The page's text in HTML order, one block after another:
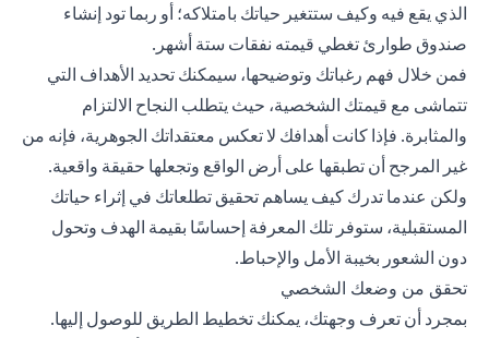
الذي يقع فيه وكيف ستتغير حياتك بامتلاكه؛ أو ربما تود إنشاء
صندوق طوارئ تغطي قيمته نفقات ستة أشهر.
فمن خلال فهم رغباتك وتوضيحها، سيمكنك تحديد الأهداف التي
تتماشى مع قيمتك الشخصية، حيث يتطلب النجاح الالتزام
والمثابرة. فإذا كانت أهدافك لا تعكس معتقداتك الجوهرية، فإنه من
غير المرجح أن تطبقها على أرض الواقع وتجعلها حقيقة واقعية.
ولكن عندما تدرك كيف يساهم تحقيق تطلعاتك في إثراء حياتك
المستقبلية، ستوفر تلك المعرفة إحساسًا بقيمة الهدف وتحول
دون الشعور بخيبة الأمل والإحباط.
تحقق من وضعك الشخصي
بمجرد أن تعرف وجهتك، يمكنك تخطيط الطريق للوصول إليها.